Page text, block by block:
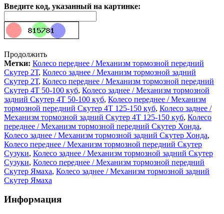
Введите код, указанный на картинке:
Продолжить
Метки: Колесо переднее / Механизм тормозной передний
Скутер 2Т, Колесо заднее / Механизм тормозной задний
Скутер 2Т, Колесо переднее / Механизм тормозной передний
Скутер 4Т 50-100 куб, Колесо заднее / Механизм тормозной
задний Скутер 4Т 50-100 куб, Колесо переднее / Механизм
тормозной передний Скутер 4Т 125-150 куб, Колесо заднее /
Механизм тормозной задний Скутер 4Т 125-150 куб, Колесо
переднее / Механизм тормозной передний Скутер Хонда,
Колесо заднее / Механизм тормозной задний Скутер Хонда,
Колесо переднее / Механизм тормозной передний Скутер
Сузуки, Колесо заднее / Механизм тормозной задний Скутер
Сузуки, Колесо переднее / Механизм тормозной передний
Скутер Ямаха, Колесо заднее / Механизм тормозной задний
Скутер Ямаха
Информация